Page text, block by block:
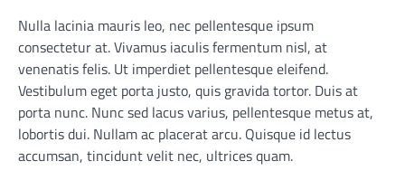
Nulla lacinia mauris leo, nec pellentesque ipsum
consectetur at. Vivamus iaculis fermentum nisl, at
venenatis felis. Ut imperdiet pellentesque eleifend.
Vestibulum eget porta justo, quis gravida tortor. Duis at
porta nunc. Nunc sed lacus varius, pellentesque metus at,
lobortis dui. Nullam ac placerat arcu. Quisque id lectus
accumsan, tincidunt velit nec, ultrices quam.